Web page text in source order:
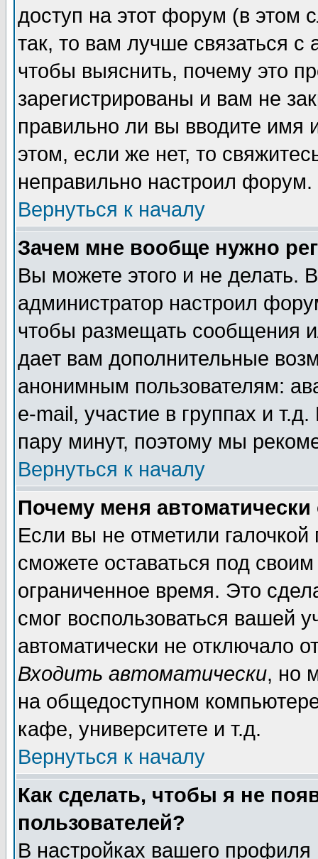
доступ на этот форум (в этом
так, то вам лучше связаться
чтобы выяснить, почему это
зарегистрированы и вам не
правильно ли вы вводите
этом, если же нет, то
неправильно настроил форум.
Вернуться к началу
Зачем мне вообще нужно
Вы можете этого и не делать.
администратор настроил
чтобы размещать сообщения
дает вам дополнительные
анонимным пользователям:
e-mail, участие в группах и
пару минут, поэтому мы
Вернуться к началу
Почему меня автоматически
Если вы не отметили галочкой
сможете оставаться под
ограниченное время. Это
смог воспользоваться вашей
автоматически не отключало
Входить автоматически, но
на общедоступном
кафе, университете и т.д.
Вернуться к началу
Как сделать, чтобы я не
пользователей?
В настройках вашего